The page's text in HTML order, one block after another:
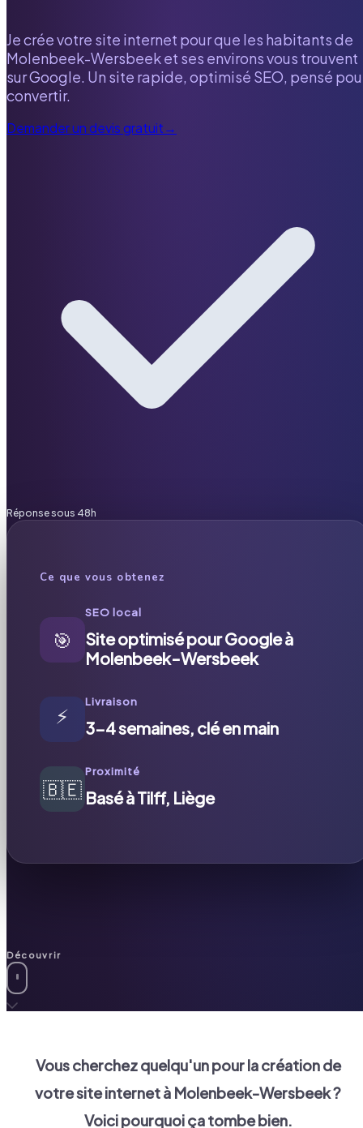
Je crée votre site internet pour que les habitants de
Molenbeek-Wersbeeket ses environs vous trouvent
sur Google. Un site rapide, optimisé SEO, pensé
convertir.
Demander un devis gratuit→
Réponse sous 48h
Ce que vous obtenez
🎯
SEO local
Site optimisé pour Google à
Molenbeek-Wersbeek
⚡
Livraison
3-4 semaines, clé en main
🇧🇪
Proximité
Basé à Tilff, Liège
Découvrir
Vous cherchez quelqu'un pour la création de
votre site internet à Molenbeek-Wersbeek?
Voici pourquoi ça tombe bien.